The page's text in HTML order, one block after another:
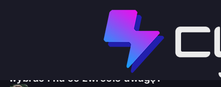
Ranking soundbarów: Jaki soundbar
wybrać i na co zwrócić uwagę?